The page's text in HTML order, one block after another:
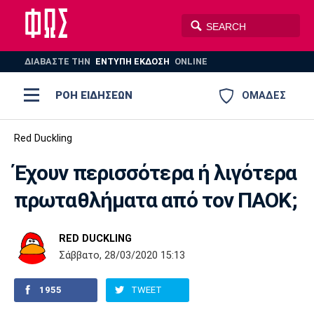
ΔΙΑΒΑΣΤΕ THN ΕΝΤΥΠΗ ΕΚΔΟΣΗ ONLINE
ΟΜΑΔΕΣ
ΡΟΗ ΕΙΔΗΣΕΩΝ
ΠΟΔΟΣΦΑΙΡΟ
ΠΟΛΟ
AUTO-MOTO
Ποδόσφαιρο
Super League 1
Super League 2
Γ Εθνική
Ελλάδα
Μπάσκετ
Ελλάδα
Εθνική
EuroLeague
Ολυμπιακοί Αγώνες
Βόλεϊ
Πόλο
Ολυμπιακός ΑΕΚ ΠΑΟΚ
Παναθηναϊκός Ατρόμητος
Red Duckling
Έχουν περισσότερα ή λιγότερα
πρωταθλήματα από τον ΠΑΟΚ;
RED DUCKLING
Σάββατο, 28/03/2020 15:13
1955 TWEET